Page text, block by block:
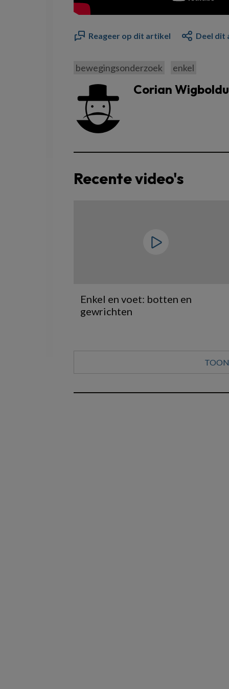
Reageer op dit artikel Deel dit
bewegingsonderzoek enkel
Corian
Recente video's
Enkel en voet: botten en
gewrichten